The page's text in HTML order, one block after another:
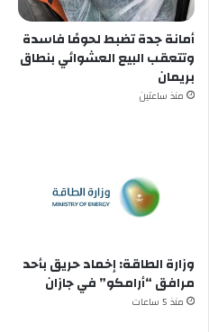
أمانة جدة تضبط لحومًا فاسدة
وتتعقب البيع العشوائي بنطاق
بريمان
منذ ساعتين
وزارة الطاقة: إخماد حريق بأحد
مرافق “أرامكو” في جازان
منذ 5 ساعات